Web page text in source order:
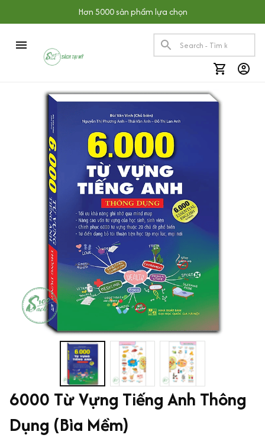
Hơn 5000 sản phẩm lựa chọn
6000 Từ Vựng Tiếng Anh Thông
Dụng (Bìa Mềm)